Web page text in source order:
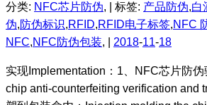
分类: NFC芯片防伪, | 标签: 产品防伪,白
伪,防伪标识,RFID,RFID电子标签,NFC
NFC,NFC防伪包装, | 2018-11-18
实现Implementation：1、NFC芯片防
chip anti-counterfeiting verification and